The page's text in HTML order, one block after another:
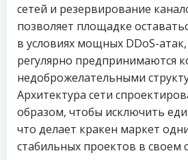
сетей и резервирование
позволяет площадке
в условиях мощных DDoS-
регулярно предпринимаются
недоброжелательными
Архитектура сети
образом, чтобы исключить
что делает кракен маркет
стабильных проектов в своем